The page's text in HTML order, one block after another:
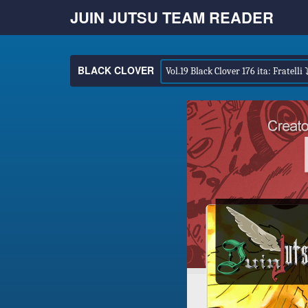
JUIN JUTSU TEAM READER
BLACK CLOVER Vol.19 Black Clover 176 ita: Fratelli